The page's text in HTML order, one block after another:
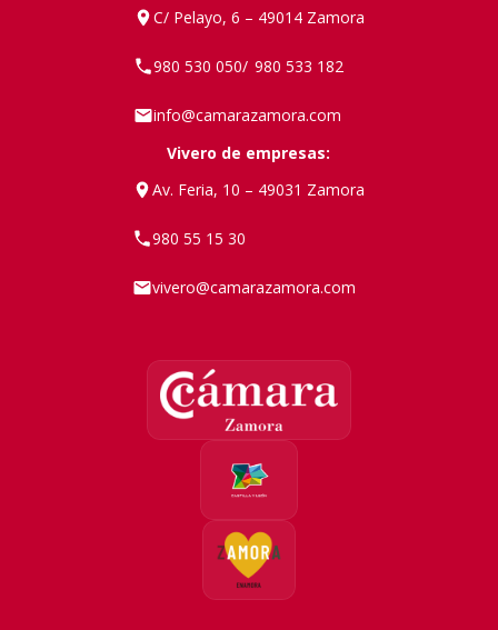
C/ Pelayo, 6 – 49014 Zamora
980 530 050/ 980 533 182
info@camarazamora.com
Vivero de empresas:
Av. Feria, 10 – 49031 Zamora
980 55 15 30
vivero@camarazamora.com